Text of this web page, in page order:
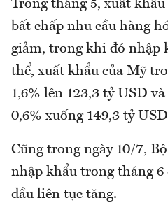
Trong tháng 5, xuất
bất chấp nhu cầu hàng
giảm, trong khi đó nhập
thể, xuất khẩu của Mỹ
1,6% lên 123,3 tỷ USD
0,6% xuống 149,3 tỷ
Cũng trong ngày 10/7,
nhập khẩu trong tháng 6
dầu liên tục tăng.